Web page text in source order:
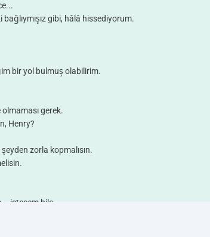
bağlıymışız gibi, hâlâ hissediyorum.
bir yol bulmuş olabilirim.
olmaması gerek.
Henry?
zorla kopmalısın.
istesem bile.
sunacakmış.